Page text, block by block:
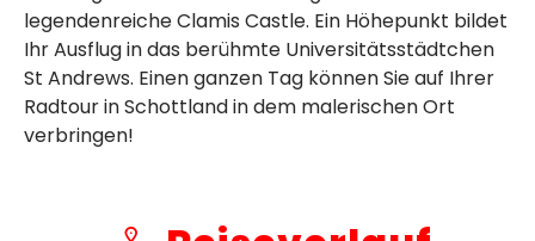
legendenreiche Clamis Castle. Ein Höhepunkt bildet
Ihr Ausflug in das berühmte Universitätsstädtchen
St Andrews. Einen ganzen Tag können Sie auf Ihrer
Radtour in Schottland in dem malerischen Ort
verbringen!